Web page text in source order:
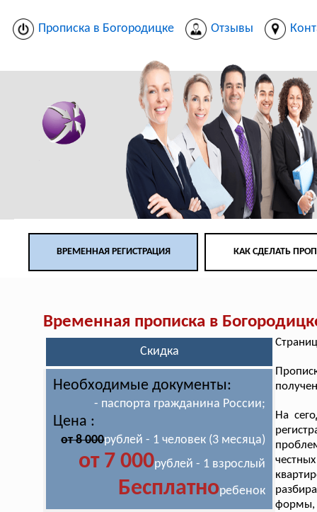
Прописка в Богородицке Отзывы
ВРЕМЕННАЯ РЕГИСТРАЦИЯ КАК СДЕЛАТЬ
Временная прописка в
Скидка
Необходимые документы:
- паспорта гражданина России;
Цена :
от 8 000рублей - 1 человек (3 месяца)
от 7 000рублей - 1 взрослый
Бесплатноребенок
На
формы,